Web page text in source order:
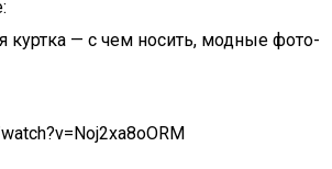
куртка — с чем носить, модные фото-